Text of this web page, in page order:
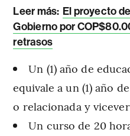
Leer más: El proyecto
Gobierno por
retrasos
Un (1) año de
equivale a un (1) año
o relacionada y
Un curso de 20